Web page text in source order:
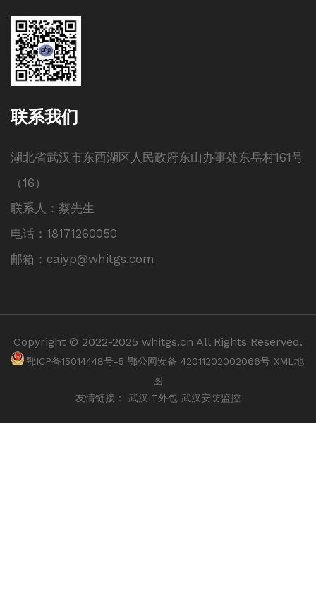
联系我们
湖北省武汉市东西湖区人民政府东山办事处东岳村161号
（16）
联系人：蔡先生
电话：18171260050
邮箱：caiyp@whitgs.com
Copyright © 2022-2025 whitgs.cn All Rights Reserved.
鄂ICP备15014448号-5 鄂公网安备 42011202002066号 XML地
图
友情链接： 武汉IT外包 武汉安防监控